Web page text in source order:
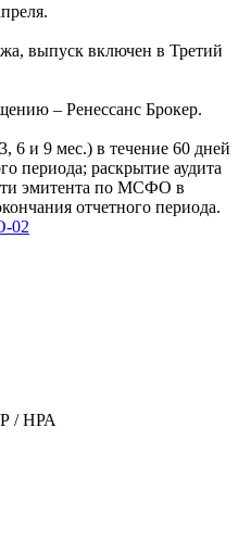
выпуск включен в Третий
– Ренессанс Брокер.
6 и 9 мес.) в течение 60 дней
периода; раскрытие аудита
эмитента по МСФО в
отчетного периода.
02
/ НРА